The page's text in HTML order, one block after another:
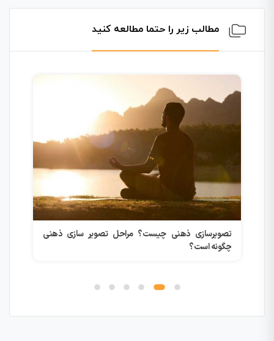
مطالب زیر را حتما مطالعه کنید
تصویرسازی ذهنی چیست؟ مراحل تصویر سازی ذهنی
چگونه است؟